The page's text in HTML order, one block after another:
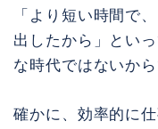
「より短い時間で
出したから」とい
な時代ではないから
確かに、効率的に